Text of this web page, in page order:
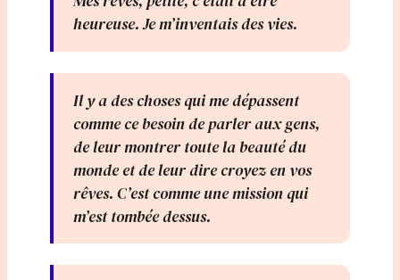
heureuse. Je m’inventais des vies.
Il y a des choses qui me dépassent
comme ce besoin de parler aux gens,
de leur montrer toute la beauté du
monde et de leur dire croyez en vos
rêves. C’est comme une mission qui
m’est tombée dessus.